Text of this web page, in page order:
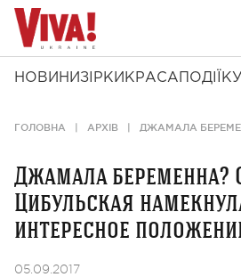
НОВИНИ ЗІРКИ КРАСА ПОДІЇ
ГОЛОВНА АРХІВ ДЖАМАЛА
Джамала беременна?
Цибульская
интересное
05.09.2017